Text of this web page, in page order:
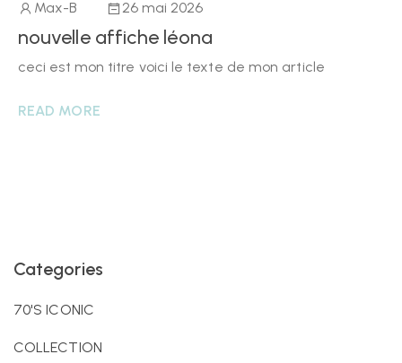
Max-B 26 mai 2026
nouvelle affiche léona
ceci est mon titre voici le texte de mon article
READ MORE
Categories
70'S ICONIC
COLLECTION